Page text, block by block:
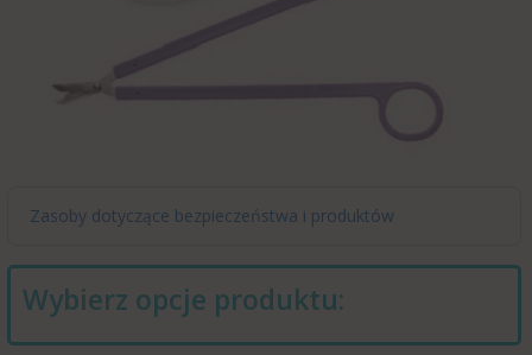
Zasoby dotyczące bezpieczeństwa i produktów
Wybierz opcje produktu: